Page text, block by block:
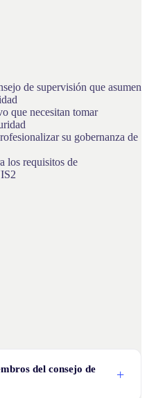
de supervisión que asumen
que necesitan tomar
su gobernanza de
los requisitos de
del consejo de